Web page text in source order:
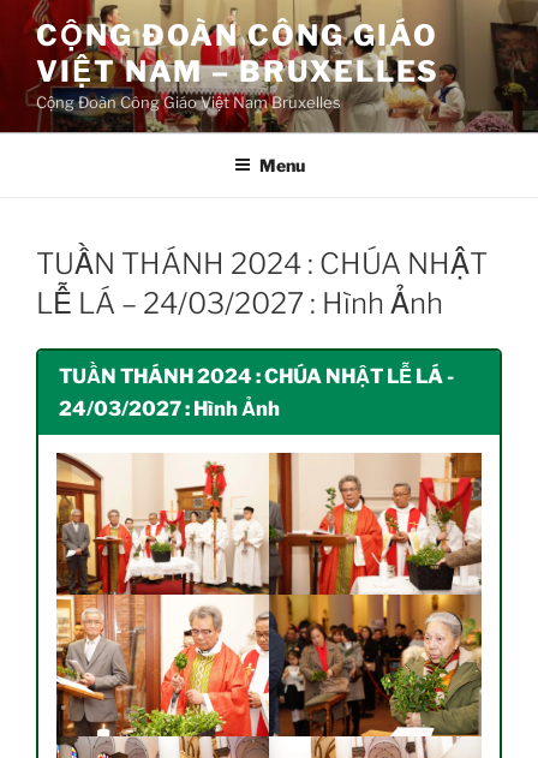
Aller
contenu
principal
CỘNG ĐOÀN CÔNG GIÁO
VIỆT NAM – BRUXELLES
Cộng Đoàn Công Giáo Việt Nam Bruxelles
Menu
TUẦN THÁNH 2024 : CHÚA NHẬT
LỄ LÁ – 24/03/2027 : Hình Ảnh
TUẦN THÁNH 2024 : CHÚA NHẬT LỄ LÁ -
24/03/2027 : Hình Ảnh